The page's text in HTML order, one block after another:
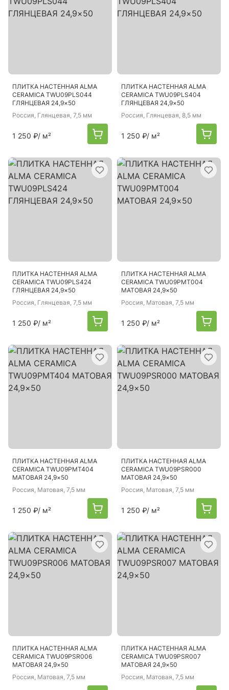
ПЛИТКА НАСТЕННАЯ ALMA
CERAMICA TWU09PLS044
ГЛЯНЦЕВАЯ 24,9×50
Россия, Глянцевая, 7,5 мм
1 250 ₽/ м²
ПЛИТКА НАСТЕННАЯ ALMA
CERAMICA TWU09PLS404
ГЛЯНЦЕВАЯ 24,9×50
Россия, Глянцевая, 8,5 мм
1 250 ₽/ м²
ПЛИТКА НАСТЕННАЯ ALMA
CERAMICA TWU09PLS424
ГЛЯНЦЕВАЯ 24,9×50
Россия, Глянцевая, 7,5 мм
1 250 ₽/ м²
ПЛИТКА НАСТЕННАЯ ALMA
CERAMICA TWU09PMT004
МАТОВАЯ 24,9×50
Россия, Матовая, 7,5 мм
1 250 ₽/ м²
ПЛИТКА НАСТЕННАЯ ALMA
CERAMICA TWU09PMT404
МАТОВАЯ 24,9×50
Россия, Матовая, 7,5 мм
1 250 ₽/ м²
ПЛИТКА НАСТЕННАЯ ALMA
CERAMICA TWU09PSR000
МАТОВАЯ 24,9×50
Россия, Матовая, 7,5 мм
1 250 ₽/ м²
ПЛИТКА НАСТЕННАЯ ALMA
CERAMICA TWU09PSR006
МАТОВАЯ 24,9×50
Россия, Матовая, 7,5 мм
ПЛИТКА НАСТЕННАЯ ALMA
CERAMICA TWU09PSR007
МАТОВАЯ 24,9×50
Россия, Матовая, 7,5 мм